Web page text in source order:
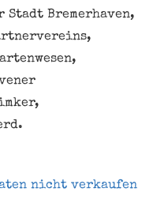
Stadt Bremerhaven,
nicht verkaufen